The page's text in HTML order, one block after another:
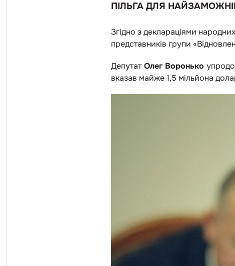
ПІЛЬГА ДЛЯ
Згідно з деклараціями
представників групи
ДепутатОлег Воронько
вказав майже 1,5 мільйона